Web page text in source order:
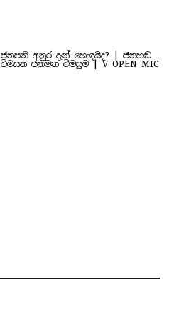
ජනපති අනුර දැන් හොඳයිද? | ජනහඬ
විමසන ජනමත විමසුම | V OPEN MIC